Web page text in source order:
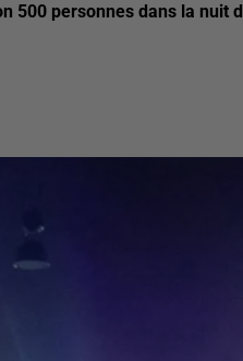
500 personnes dans la nuit